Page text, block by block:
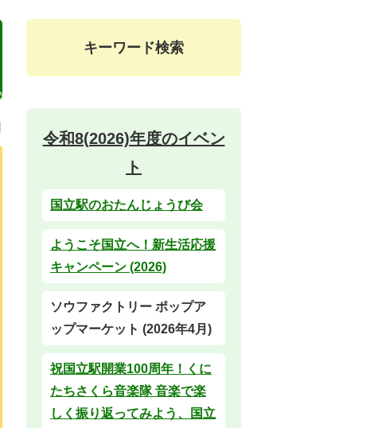
キーワード検索
令和8(2026)年度のイベン
ト
国立駅のおたんじょうび会
ようこそ国立へ！新生活応援
キャンペーン (2026)
ソウファクトリー ポップア
ップマーケット (2026年4月)
祝国立駅開業100周年！くに
たちさくら音楽隊 音楽で楽
しく振り返ってみよう、国立